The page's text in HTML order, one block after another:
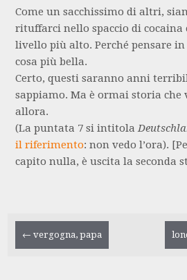
Come un sacchissimo di altri,
rituffarci nello spaccio di cocaina
livello più alto. Perché pensare
cosa più bella.
Certo, questi saranno anni
sappiamo. Ma è ormai storia che
allora.
(La puntata 7 si intitola
il riferimento: non vedo l’ora).
capito nulla, è uscita la seconda
Navigazione
← vergogna, papa